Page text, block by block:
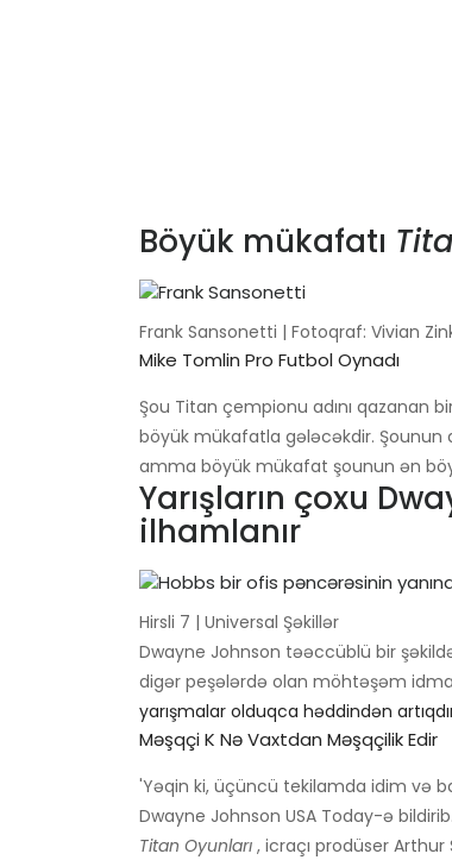
Böyük mükafatı
Frank Sansonetti | Fotoqraf: Vivian
Mike Tomlin Pro Futbol Oynadı
Şou Titan çempionu adını qazanan
böyük mükafatla gələcəkdir.
amma böyük mükafat şounun ən
Yarışların çoxu
ilhamlanır
Hirsli 7 | Universal Şəkillər
Dwayne Johnson təəccüblü bir
digər peşələrdə olan möhtəşəm
yarışmalar olduqca həddindən
Məşqçi K Nə Vaxtdan Məşqçilik Edir
'Yəqin ki, üçüncü tekilamda idim və
Dwayne Johnson USA Today-ə
Titan Oyunları , icraçı prodüser